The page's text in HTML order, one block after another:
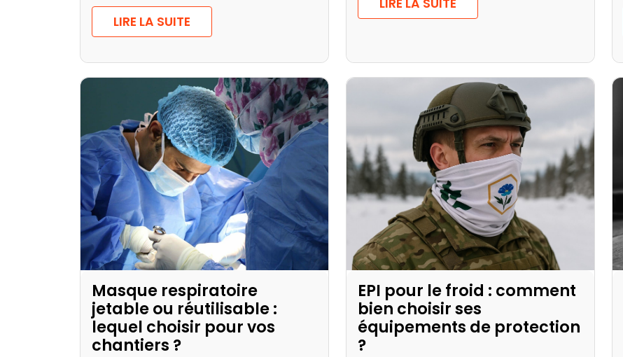
LIRE LA SUITE
LIRE LA SUITE
Masque respiratoire
jetable ou réutilisable :
lequel choisir pour vos
chantiers ?
EPI pour le froid : comment
bien choisir ses
équipements de protection
?